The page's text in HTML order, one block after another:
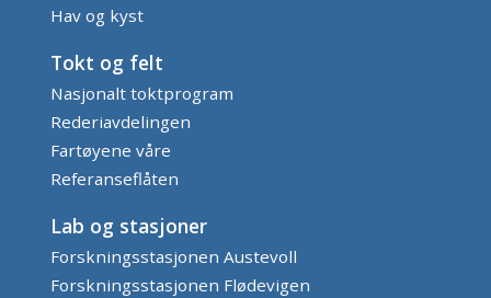
Hav og kyst
Tokt og felt
Nasjonalt toktprogram
Rederiavdelingen
Fartøyene våre
Referanseflåten
Lab og stasjoner
Forskningsstasjonen Austevoll
Forskningsstasjonen Flødevigen